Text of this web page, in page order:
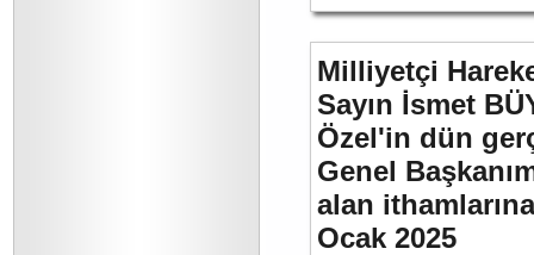
Milliyetçi
Sayın İsmet
Özel'in dün
Genel
alan ithamlarına
Ocak 2025